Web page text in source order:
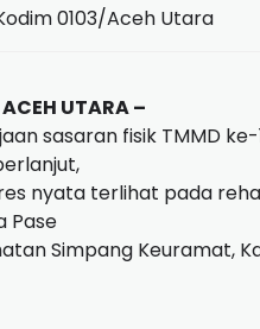
0103/Aceh Utara
UTARA –
sasaran fisik TMMD
nyata terlihat pada
Pase
Simpang Keuramat,